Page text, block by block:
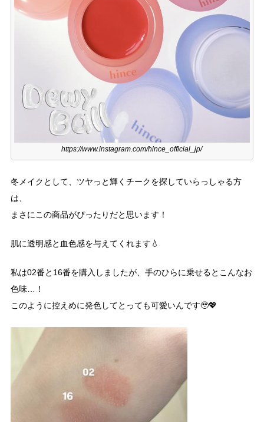
https://www.instagram.com/hince_official_jp/
冬メイクとして、ツヤっと輝くチークを探していらっしゃる方
は、
まさにこの商品がぴったりだと思います！
肌に透明感と血色感を与えてくれます💧
私は02番と16番を購入しましたが、手のひらに乗せるとこんなお
色味…！
このように控えめに発色してとっても可愛いんです🥹💖